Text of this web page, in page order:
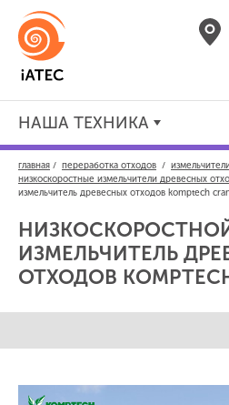
НАША ТЕХНИКА
главная / переработка отходов /
низкоскоростные измельчители древесных
измельчитель древесных отходов komptech
ИЗМЕЛЬЧИТЕЛЬ
ОТХОДОВ